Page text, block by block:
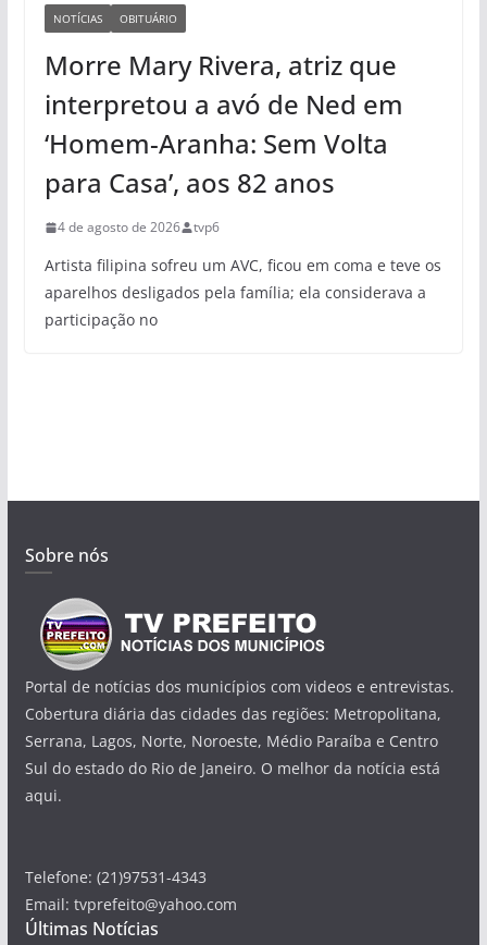
NOTÍCIAS OBITUÁRIO
Morre Mary Rivera, atriz que
interpretou a avó de Ned em
‘Homem-Aranha: Sem Volta
para Casa’, aos 82 anos
4 de agosto de 2026 tvp6
Artista filipina sofreu um AVC, ficou em coma e teve os
aparelhos desligados pela família; ela considerava a
participação no
Sobre nós
Portal de notícias dos municípios com videos e entrevistas.
Cobertura diária das cidades das regiões: Metropolitana,
Serrana, Lagos, Norte, Noroeste, Médio Paraíba e Centro
Sul do estado do Rio de Janeiro. O melhor da notícia está
aqui.
Telefone: (21)97531-4343
Email: tvprefeito@yahoo.com
Últimas Notícias